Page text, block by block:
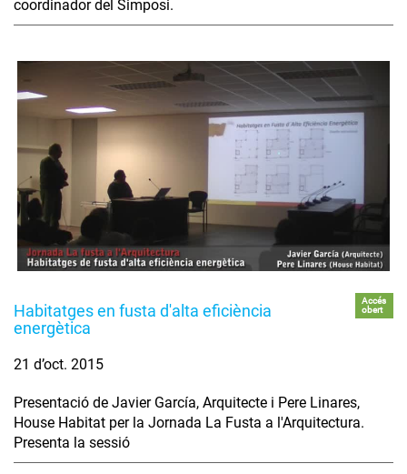
coordinador del Simposi.
Habitatges en fusta d'alta eficiència
energètica
Accés
obert
21 d’oct. 2015
Presentació de Javier García, Arquitecte i Pere Linares,
House Habitat per la Jornada La Fusta a l'Arquitectura.
Presenta la sessió